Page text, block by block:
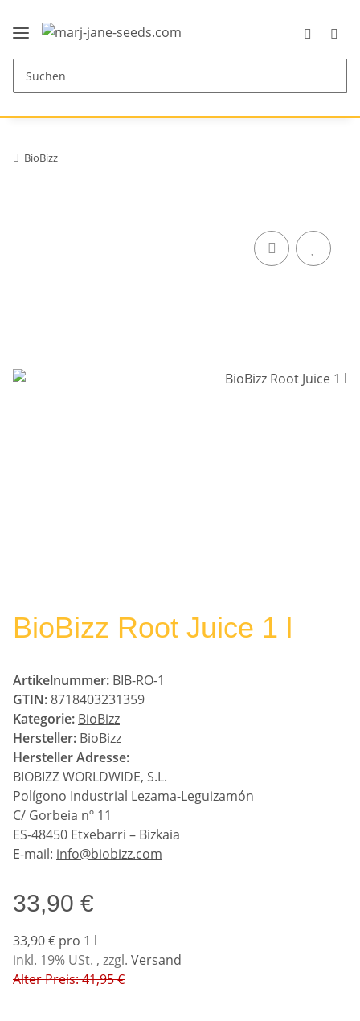
BioBizz
BioBizz Root Juice 1 l
Artikelnummer: BIB-RO-1
GTIN:8718403231359
Kategorie: BioBizz
Hersteller: BioBizz
Hersteller Adresse:
BIOBIZZ WORLDWIDE, S.L.
Polígono Industrial Lezama-Leguizamón
C/ Gorbeia nº 11
ES-48450 Etxebarri – Bizkaia
E-mail: info@biobizz.com
33,90 €
33,90 € pro 1 l
inkl. 19% USt. , zzgl. Versand
Alter Preis: 41,95 €